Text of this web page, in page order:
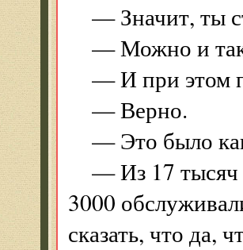
— Значит, ты
— Можно и так
— И при этом
— Верно.
— Это было
— Из 17
3000
сказать, что да,